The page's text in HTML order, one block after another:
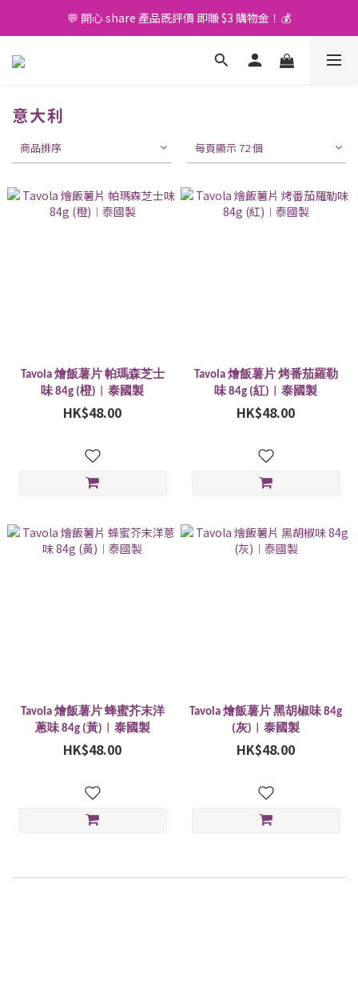
🚛 購物滿 $400 免運費🤩
💬 開心 share 產品既評價 即賺 $3 購物金！💰
🚛 購物滿 $400 免運費🤩
意大利
商品排序 每頁顯示 72 個
Tavola 燴飯薯片 帕瑪森芝士
味 84g (橙)︱泰國製
HK$48.00
Tavola 燴飯薯片 烤番茄羅勒
味 84g (紅)︱泰國製
HK$48.00
Tavola 燴飯薯片 蜂蜜芥末洋
蔥味 84g (黃)︱泰國製
HK$48.00
Tavola 燴飯薯片 黑胡椒味 84g
(灰)︱泰國製
HK$48.00